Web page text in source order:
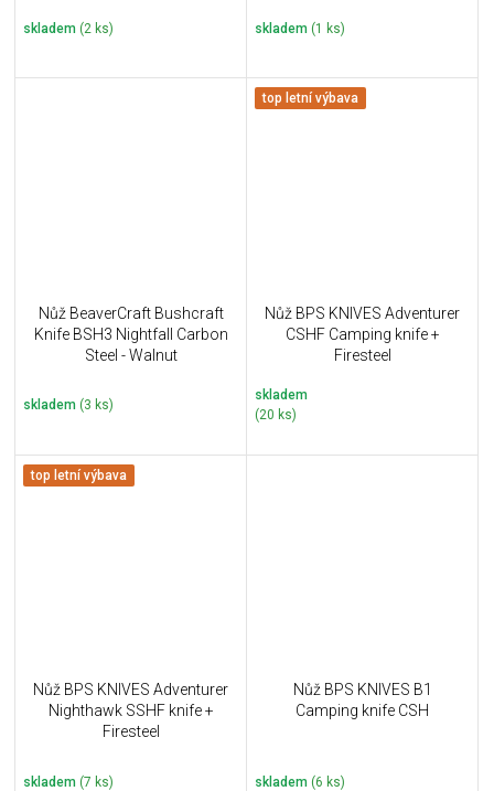
skladem (2 ks) skladem (1 ks)
Nůž BeaverCraft Bushcraft
Knife BSH3 Nightfall Carbon
Steel - Walnut
skladem (3 ks)
top letní výbava
Nůž BPS KNIVES Adventurer
CSHF Camping knife +
Firesteel
skladem
(20 ks)
top letní výbava
Nůž BPS KNIVES Adventurer
Nighthawk SSHF knife +
Firesteel
skladem (7 ks)
Nůž BPS KNIVES B1
Camping knife CSH
skladem (6 ks)